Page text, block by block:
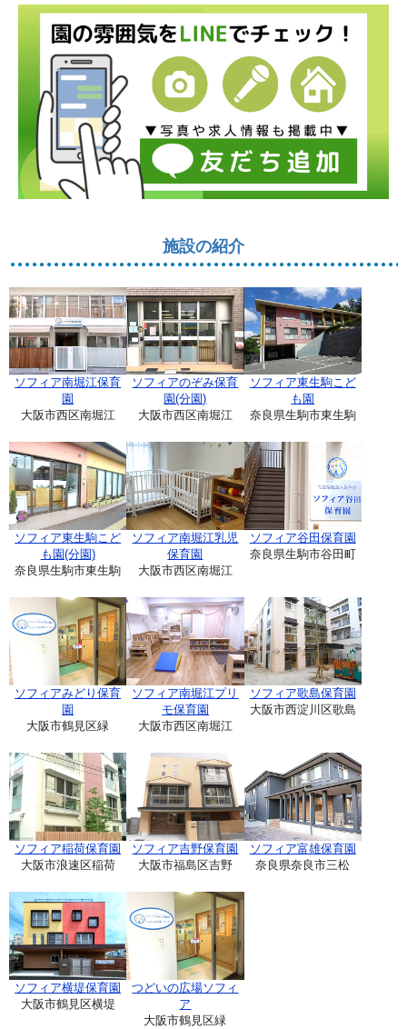
施設の紹介
ソフィア南堀江保育
園
大阪市西区南堀江
ソフィアのぞみ保育
園(分園)
大阪市西区南堀江
ソフィア東生駒こど
も園
奈良県生駒市東生駒
ソフィア東生駒こど
も園(分園)
奈良県生駒市東生駒
ソフィア南堀江乳児
保育園
大阪市西区南堀江
ソフィア谷田保育園
奈良県生駒市谷田町
ソフィアみどり保育
園
大阪市鶴見区緑
ソフィア南堀江プリ
モ保育園
大阪市西区南堀江
ソフィア歌島保育園
大阪市西淀川区歌島
ソフィア稲荷保育園
大阪市浪速区稲荷
ソフィア吉野保育園
大阪市福島区吉野
ソフィア富雄保育園
奈良県奈良市三松
ソフィア横堤保育園
大阪市鶴見区横堤
つどいの広場ソフィ
ア
大阪市鶴見区緑